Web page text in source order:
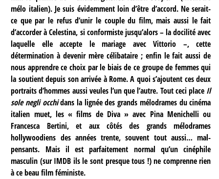
mélo italien). Je suis évidemment loin d’être d’accord. Ne serait-
ce que par le refus d’unir le couple du film, mais aussi le fait
d’accorder à Celestina, si conformiste jusqu’alors – la docilité avec
laquelle elle accepte le mariage avec Vittorio –, cette
détermination à devenir mère célibataire ; enfin le fait aussi de
nous apprendre ce choix par le biais de ce groupe de femmes qui
la soutient depuis son arrivée à Rome. A quoi s’ajoutent ces deux
portraits d’hommes aussi veules l’un que l’autre. Tout ceci place Il
sole negli occhidans la lignée des grands mélodrames du cinéma
italien muet, les « films de Diva » avec Pina Menichelli ou
Francesca Bertini, et aux côtés des grands mélodrames
hollywoodiens des années trente, souvent tout aussi… mal-
pensants. Mais il est parfaitement normal qu’un cinéphile
masculin (sur IMDB ils le sont presque tous !) ne comprenne rien
à ce beau film féministe.